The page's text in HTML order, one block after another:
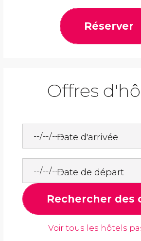
Réserver
Offres
Date d'arrivée
Date de départ
Rechercher des
Voir tous les hôtels